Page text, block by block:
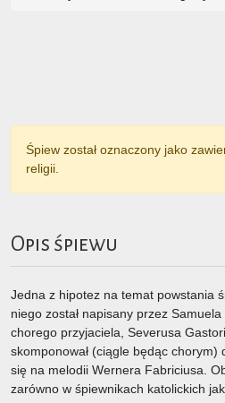
Śpiew został oznaczony jako
religii.
Opis śpiewu
Jedna z hipotez na temat powstania
niego został napisany przez
chorego przyjaciela, Severusa
skomponował (ciągle będąc
się na melodii Wernera Fabriciusa.
zarówno w śpiewnikach katolickich